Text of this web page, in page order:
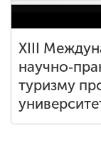
XIII
туризму